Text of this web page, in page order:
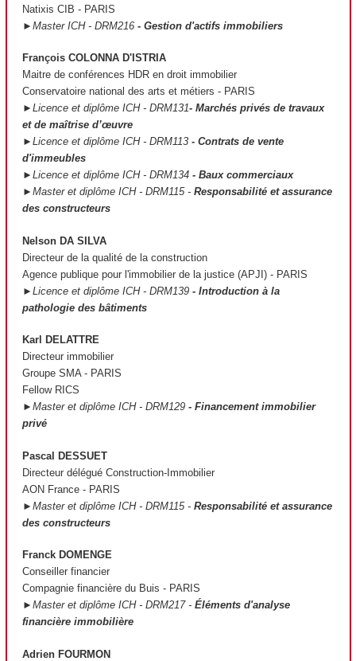
Natixis CIB - PARIS
►Master ICH - DRM216 - Gestion d'actifs immobiliers
François COLONNA D'ISTRIA
Maitre de conférences HDR en droit immobilier
Conservatoire national des arts et métiers - PARIS
►Licence et diplôme ICH - DRM131- Marchés privés de travaux
et de maîtrise d’œuvre
►Licence et diplôme ICH - DRM113 - Contrats de vente
d'immeubles
►Licence et diplôme ICH - DRM134 - Baux commerciaux
►Master et diplôme ICH - DRM115 - Responsabilité et assurance
des constructeurs
Nelson DA SILVA
Directeur de la qualité de la construction
Agence publique pour l'immobilier de la justice (APJI) - PARIS
►Licence et diplôme ICH - DRM139 - Introduction à la
pathologie des bâtiments
Karl DELATTRE
Directeur immobilier
Groupe SMA - PARIS
Fellow RICS
►Master et diplôme ICH - DRM129 - Financement immobilier
privé
Pascal DESSUET
Directeur délégué Construction-Immobilier
AON France - PARIS
►Master et diplôme ICH - DRM115 - Responsabilité et assurance
des constructeurs
Franck DOMENGE
Conseiller financier
Compagnie financière du Buis - PARIS
►Master et diplôme ICH - DRM217 - Éléments d'analyse
financière immobilière
Adrien FOURMON